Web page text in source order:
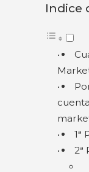
Indice
1ª
2ª